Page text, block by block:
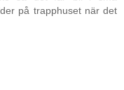
på trapphuset när det